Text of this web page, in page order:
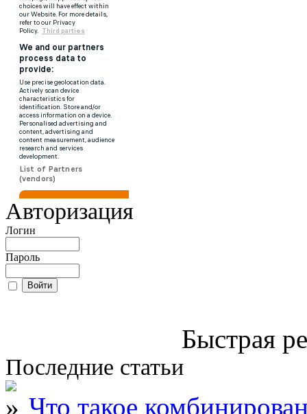
Авторизация
Логин
Пароль
Быстрая
Последние статьи
Что такое